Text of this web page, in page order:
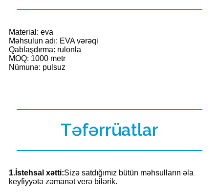
Material: eva
Məhsulun adı: EVA vərəqi
Qablaşdırma: rulonla
MOQ: 1000 metr
Nümunə: pulsuz
Təfərrüatlar
1.İstehsal xətti:Sizə satdığımız bütün məhsulların əla
keyfiyyətə zəmanət verə bilərik.